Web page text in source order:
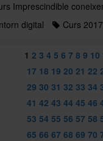
Imprescindible
digital
Curs 2017
1 2 3 4 5 6 7 8 9 10
17 18 19 20 21 22
29 30 31 32 33 34
41 42 43 44 45 46
53 54 55 56 57 58
65 66 67 68 69 70